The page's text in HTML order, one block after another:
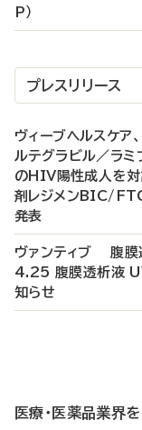
P）
プレスリリース
ヴィーブヘルスケア
ルテグラビル／ラミ
のHIV陽性成人を対
剤レジメンBIC/
発表
ヴァンティブ 腹膜
4.25 腹膜透析液
知らせ
医療・医薬品業界